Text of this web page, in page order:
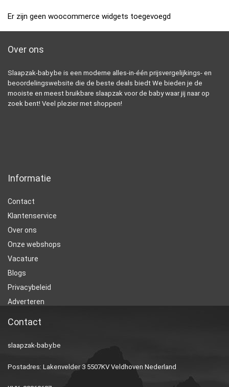
Er zijn geen woocommerce widgets toegevoegd
Over ons
Slaapzak-baby.be is een moderne alles-in-één prijsvergelijkings- en
beoordelingswebsite die de beste deals biedt We bieden je de
mooiste en meest bruikbare slaapzak voor de baby waar jij naar op
zoek bent! Veel plezier met shoppen!
Informatie
Contact
Klantenservice
Over ons
Onze webshops
Vacature
Blogs
Privacybeleid
Adverteren
Contact
slaapzak-baby.be
Postadres: Lakenvelder 3 5507KV Veldhoven Nederland